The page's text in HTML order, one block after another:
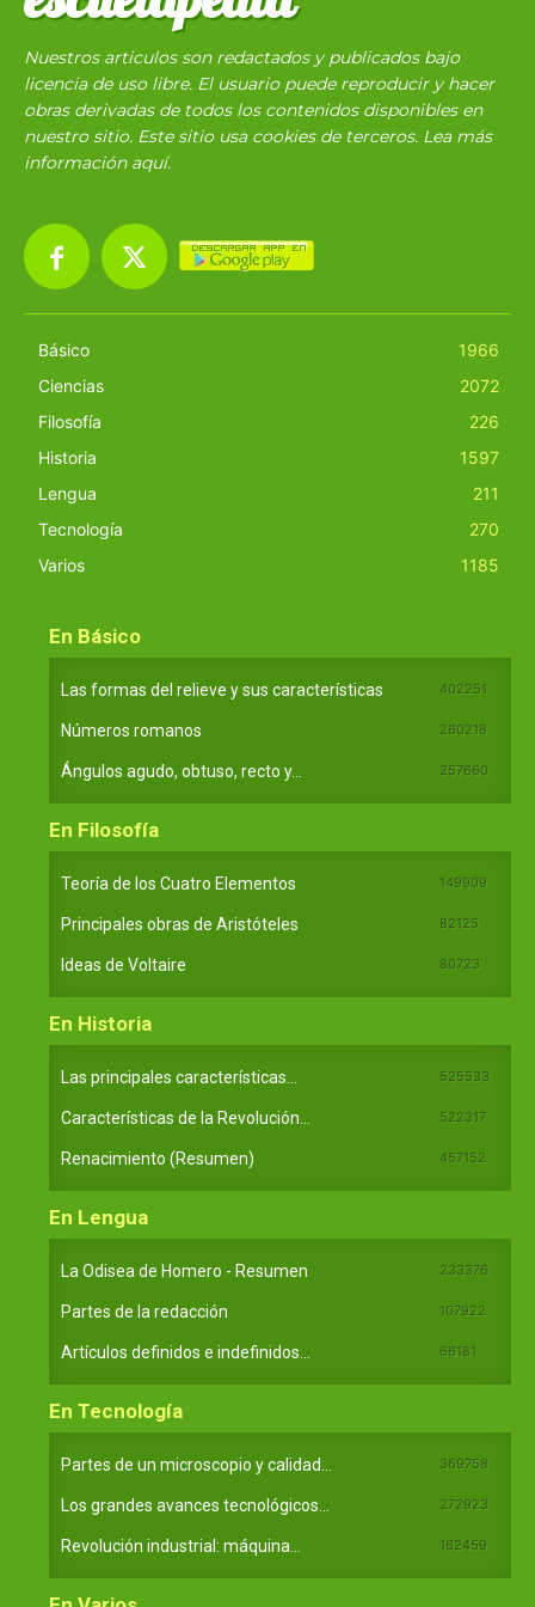
Nuestros articulos son redactados y publicados bajo
licencia de uso libre. El usuario puede reproducir y hacer
obras derivadas de todos los contenidos disponibles en
nuestro sitio. Este sitio usa cookies de terceros. Lea más
información aquí.
Básico
1966
Ciencias
2072
Filosofía
226
Historia
1597
Lengua
211
Tecnología
270
Varios
1185
En Básico
Las formas del relieve y sus características 402251
Números romanos 260218
Ángulos agudo, obtuso, recto y... 257660
En Filosofía
Teoría de los Cuatro Elementos 149909
Principales obras de Aristóteles 82125
Ideas de Voltaire 80723
En Historia
Las principales características... 525533
Características de la Revolución... 522317
Renacimiento (Resumen) 457152
En Lengua
La Odisea de Homero - Resumen 233376
Partes de la redacción 107922
Artículos definidos e indefinidos... 66181
En Tecnología
Partes de un microscopio y calidad... 369758
Los grandes avances tecnológicos... 272923
Revolución industrial: máquina... 162459